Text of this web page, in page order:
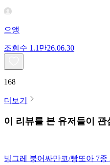
으앵
조회수 1.1만26.06.30
168
더보기
이 리뷰를 본 유저들이 관
빙그레 붕어싸만코/빵또아 7